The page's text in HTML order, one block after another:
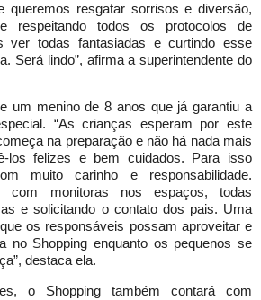
queremos resgatar sorrisos e diversão,
respeitando todos os protocolos de
ver todas fantasiadas e curtindo esse
Será lindo”, afirma a superintendente do
um menino de 8 anos que já garantiu a
“As crianças esperam por este
na preparação e não há nada mais
los felizes e bem cuidados. Para isso
muito carinho e responsabilidade.
com monitoras nos espaços, todas
e solicitando o contato dos pais. Uma
os responsáveis possam aproveitar e
no Shopping enquanto os pequenos se
destaca ela.
o Shopping também contará com